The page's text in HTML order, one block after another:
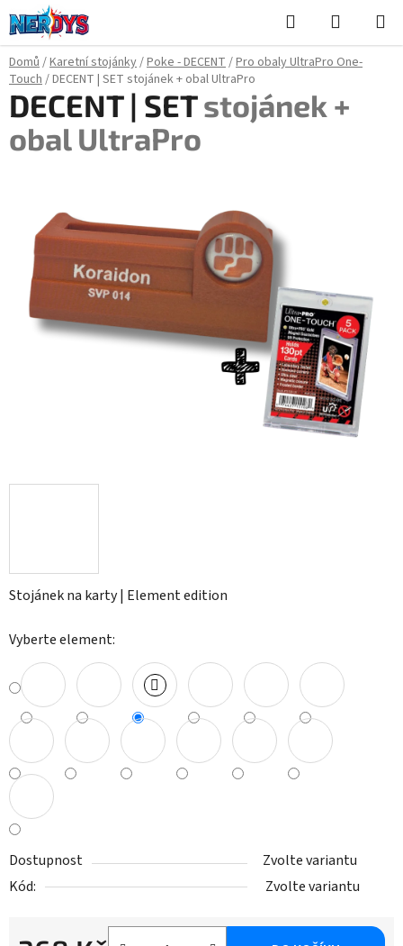
Přejít
na
obsah
Hledat
KOŠÍK
Domů/Karetní stojánky/Poke - DECENT/Pro obaly UltraPro One-
Touch/DECENT | SET stojánek + obal UltraPro
Stojánek na karty | Element edition
Vyberte element:
Dostupnost
Zvolte variantu
Kód:
Zvolte variantu
DECENT | SETstojánek +
obal UltraPro